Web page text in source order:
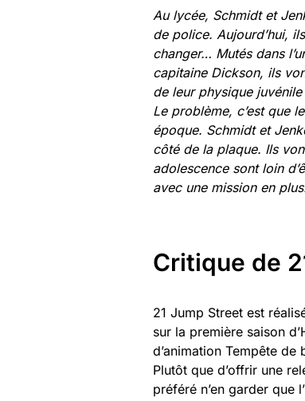
Au lycée, Schmidt et
de police. Aujourd’hui,
changer… Mutés dans
capitaine Dickson, ils
de leur physique
Le problème, c’est que
époque. Schmidt et
côté de la plaque. Ils
adolescence sont loin
avec une mission en
Critique de
21 Jump Street est
sur la première saison
d’animation Tempête
Plutôt que d’offrir une
préféré n’en garder que